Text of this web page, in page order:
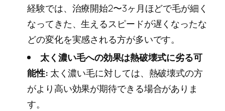
経験では、治療開始2〜3ヶ月ほどで毛が細く
なってきた、生えるスピードが遅くなったな
どの変化を実感される方が多いです。
太く濃い毛への効果は熱破壊式に劣る可
能性: 太く濃い毛に対しては、熱破壊式の方
がより高い効果が期待できる場合がありま
す。